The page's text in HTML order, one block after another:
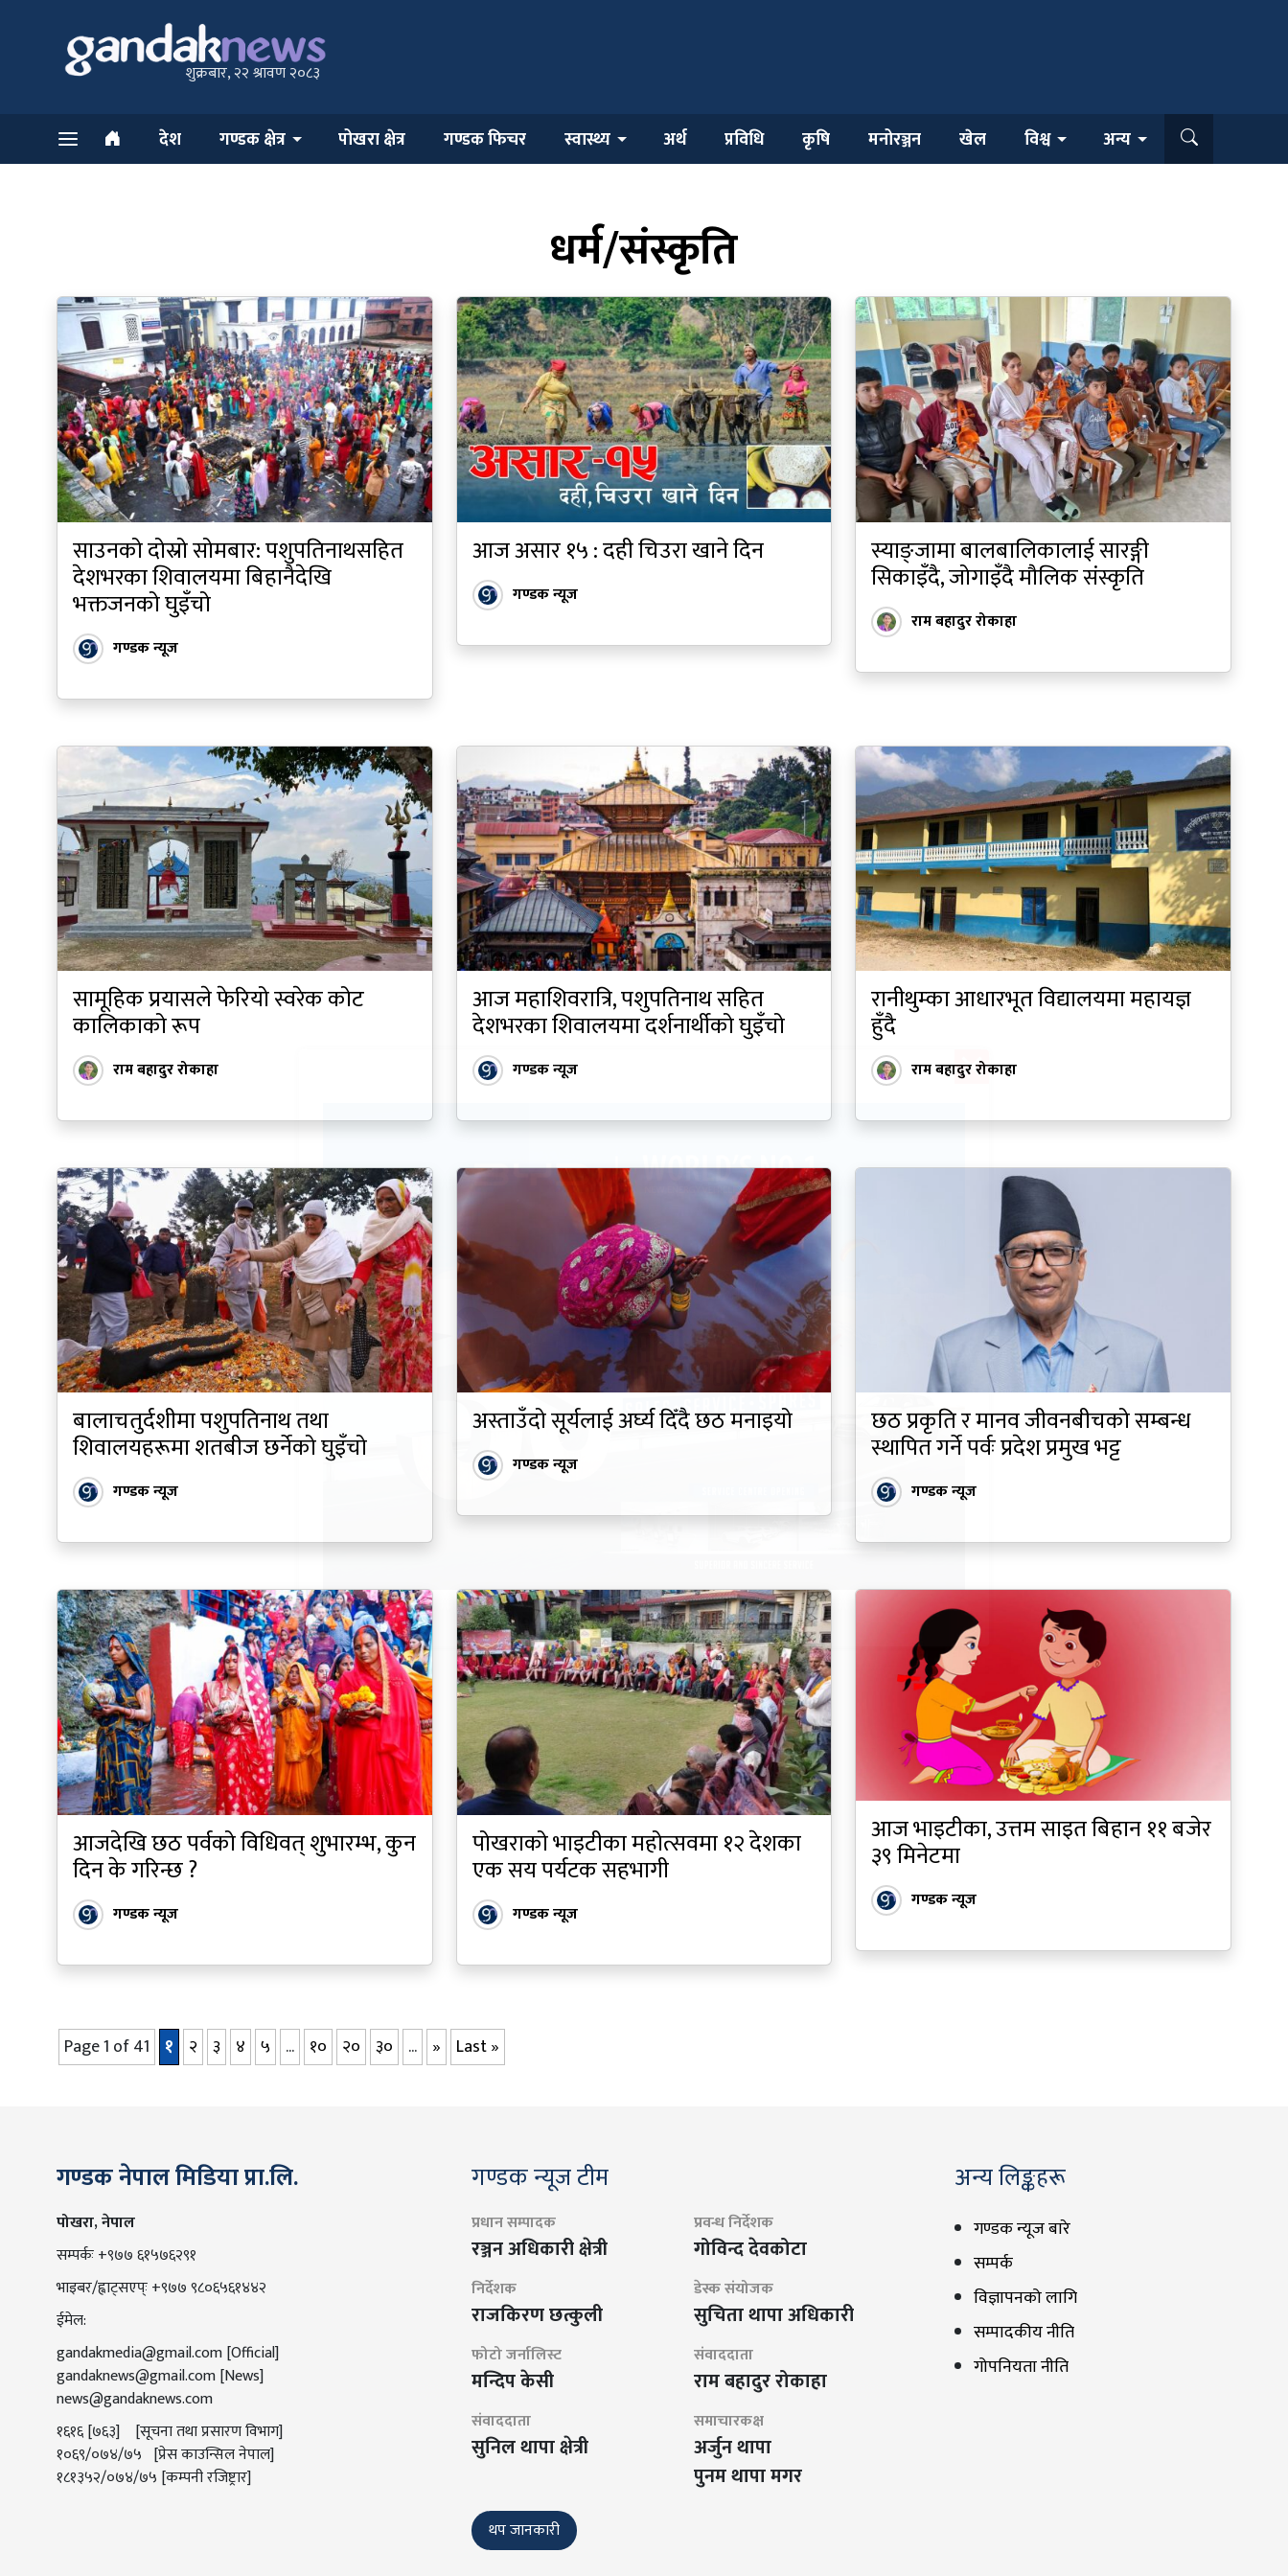
शुक्रबार, २२ श्रावण २०८३
देश गण्डक क्षेत्र पोखरा क्षेत्र गण्डक फिचर स्वास्थ्य अर्थ प्रविधि कृषि मनोरञ्जन खेल विश्व अन्य
धर्म/संस्कृति
साउनको दोस्रो सोमबार: पशुपतिनाथसहित
देशभरका शिवालयमा बिहानैदेखि
भक्तजनको घुइँचो
गण्डक न्यूज
आज असार १५ : दही चिउरा खाने दिन
गण्डक न्यूज
स्याङ्जामा बालबालिकालाई सारङ्गी
सिकाइँदै, जोगाइँदै मौलिक संस्कृति
राम बहादुर रोकाहा
सामूहिक प्रयासले फेरियो स्वरेक कोट
कालिकाको रूप
राम बहादुर रोकाहा
आज महाशिवरात्रि, पशुपतिनाथ सहित
देशभरका शिवालयमा दर्शनार्थीको घुइँचो
गण्डक न्यूज
रानीथुम्का आधारभूत विद्यालयमा महायज्ञ
हुँदै
राम बहादुर रोकाहा
बालाचतुर्दशीमा पशुपतिनाथ तथा
शिवालयहरूमा शतबीज छर्नेको घुइँचो
गण्डक न्यूज
अस्ताउँदो सूर्यलाई अर्घ्य दिँदै छठ मनाइयो
गण्डक न्यूज
छठ प्रकृति र मानव जीवनबीचको सम्बन्ध
स्थापित गर्ने पर्वः प्रदेश प्रमुख भट्ट
गण्डक न्यूज
आजदेखि छठ पर्वको विधिवत् शुभारम्भ, कुन
दिन के गरिन्छ ?
गण्डक न्यूज
पोखराको भाइटीका महोत्सवमा १२ देशका
एक सय पर्यटक सहभागी
गण्डक न्यूज
आज भाइटीका, उत्तम साइत बिहान ११ बजेर
३९ मिनेटमा
गण्डक न्यूज
Page 1 of 41 १ २ ३ ४ ५ ... १० २० ३० ... » Last »
गण्डक नेपाल मिडिया प्रा.लि.
पोखरा, नेपाल
सम्पर्कः +९७७ ६१५७६२९१
भाइबर/ह्वाट्सएप्ः +९७७ ९८०६५६१४४२
ईमेल:
gandakmedia@gmail.com[Official]
gandaknews@gmail.com[News]
news@gandaknews.com
१६१६ [७६३] [सूचना तथा प्रसारण विभाग]
१०६९/०७४/७५ [प्रेस काउन्सिल नेपाल]
१८१३५२/०७४/७५ [कम्पनी रजिष्ट्रार]
गण्डक न्यूज टीम
प्रधान सम्पादक
रञ्जन अधिकारी क्षेत्री
प्रवन्ध निर्देशक
गोविन्द देवकोटा
निर्देशक
राजकिरण छत्कुली
डेस्क संयोजक
सुचिता थापा अधिकारी
फोटो जर्नालिस्ट
मन्दिप केसी
संवाददाता
राम बहादुर रोकाहा
संवाददाता
सुनिल थापा क्षेत्री
समाचारकक्ष
अर्जुन थापा
पुनम थापा मगर
थप जानकारी
अन्य लिङ्कहरू
गण्डक न्यूज बारे
सम्पर्क
विज्ञापनको लागि
सम्पादकीय नीति
गोपनियता नीति